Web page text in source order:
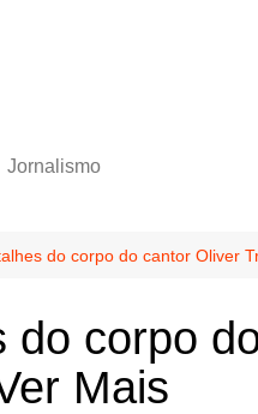
Jornalismo
do corpo do cantor Oliver
do corpo
Mais